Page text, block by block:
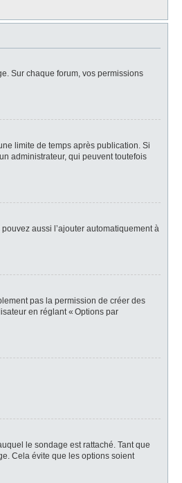
Sur chaque forum, vos permissions
limite de temps après publication. Si
administrateur, qui peuvent toutefois
aussi l’ajouter automatiquement à
pas la permission de créer des
en réglant « Options par
le sondage est rattaché. Tant que
Cela évite que les options soient